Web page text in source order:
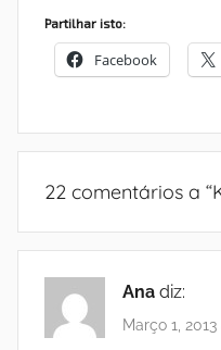
Partilhar isto:
Facebook
22 comentários a “
Ana diz:
Março 1,